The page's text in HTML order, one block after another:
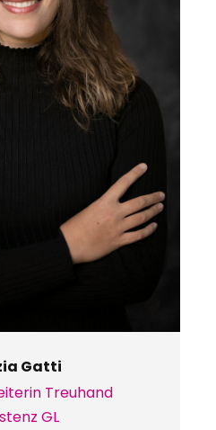
Gatti
Treuhand
GL